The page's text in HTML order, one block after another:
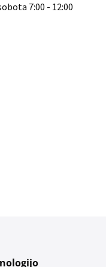
7:00 - 12:00